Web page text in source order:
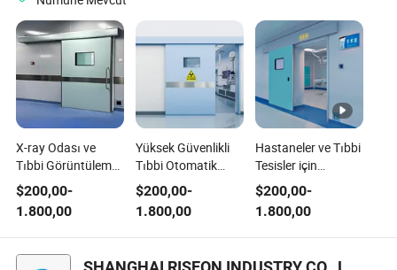
X-ray Odası ve
Tıbbi Görüntüleme
Merkezi için Manuel
Hava Geçirmez
Kurşun Kapı
$200,00-
1.800,00
Yüksek Güvenlikli
Tıbbi Otomatik
Kayar Kapı Akıllı
Sensörlerle
$200,00-
1.800,00
Hastaneler ve Tıbbi
Tesisler için
Dayanıklı Otomatik
Kayar Kapı
$200,00-
1.800,00